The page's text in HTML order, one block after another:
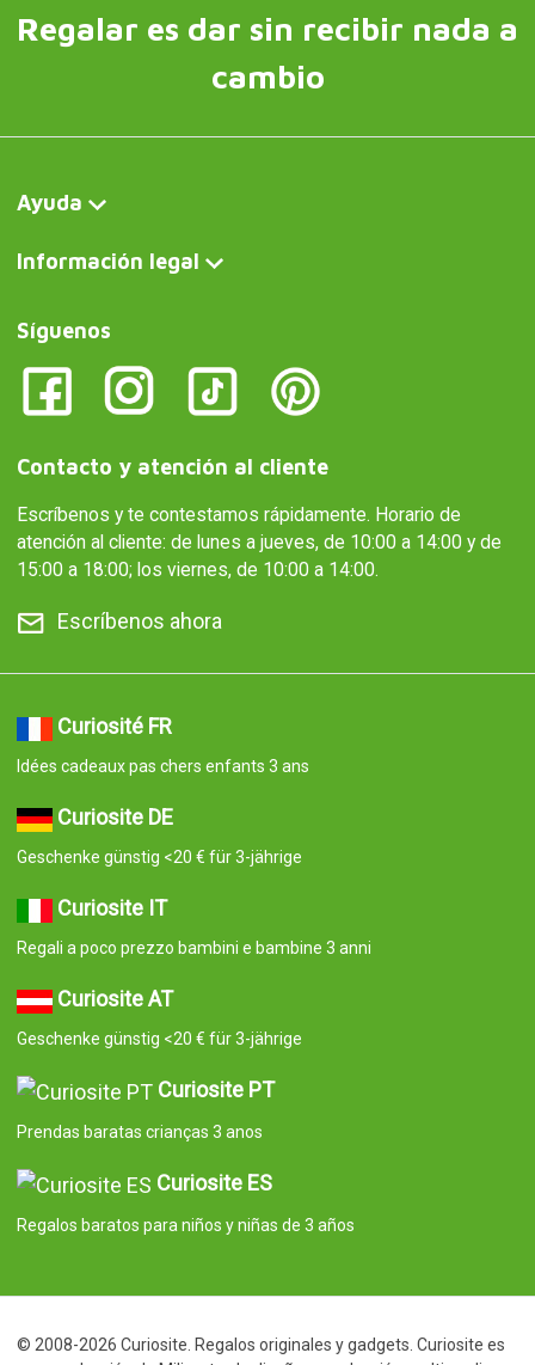
Regalar es dar sin recibir nada a
cambio
Ayuda
Información legal
Síguenos
Contacto y atención al cliente
Escríbenos y te contestamos rápidamente. Horario de
atención al cliente: de lunes a jueves, de 10:00 a 14:00 y de
15:00 a 18:00; los viernes, de 10:00 a 14:00.
Escríbenos ahora
Curiosité FR
Idées cadeaux pas chers enfants 3 ans
Curiosite DE
Geschenke günstig <20 € für 3-jährige
Curiosite IT
Regali a poco prezzo bambini e bambine 3 anni
Curiosite AT
Geschenke günstig <20 € für 3-jährige
Curiosite PT
Prendas baratas crianças 3 anos
Curiosite ES
Regalos baratos para niños y niñas de 3 años
© 2008-2026 Curiosite. Regalos originales y gadgets. Curiosite es